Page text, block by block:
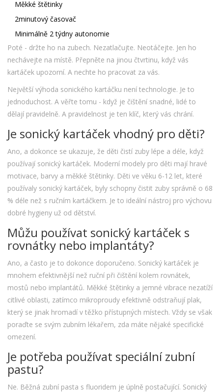
Měkké štětinky
2minutový časovač
Minimálně 2 týdny autonomie
Poté - držte ho na zubech. Nezatlačujte. Neotáčejte. Jen ho
nechávejte na místě. Přepněte na jinou čtvrtinu, když vás
kartáček upozorní. A nechte ho pracovat za vás.
Největší výhoda sonického kartáčku není technologie. Je to
jednoduchost. A věřte tomu - když je čištění snadné, lidé to
dělají pravidelně. A pravidelnost je ten klíč, který vás chrání.
Je sonický kartáček vhodný pro děti?
Ano, a dokonce se ukazuje, že děti čistí zuby lépe a déle, když
používají sonický kartáček. Moderní modely pro děti mají hravé
motivace, barvy a měkké štětinky. Děti ve věku 6-12 let, které
používaly sonický kartáček, byly schopny čistit zuby správně o 68
% déle než s ručním kartáčkem. Je to ideální nástroj pro výchovu
dobré hygieny už od dětství.
Můžu používat sonický kartáček s
rovnátky nebo implantáty?
Ano, a často je to dokonce doporučeno. Sonický kartáček je
mnohem efektivnější než ruční při čištění kolem rovnátek,
mostů nebo implantátů. Měkké štětinky a jemné vibrace nezatíží
citlivé oblasti, zatímco mikroproudy efektivně odstraňují plak,
který se jinak hromadí v těžko přístupných místech. Vždy se však
poraďte se svým zubním lékařem, zda máte nějaké specifické
omezení.
Je potřeba používat speciální zubní
pastu?
Ne. Běžná zubní pasta s fluoridem je úplně postačující. Sonický